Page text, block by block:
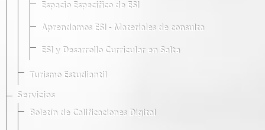
Espacio Específico de ESI
Aprendamos ESI - Materiales de consulta
ESI y Desarrollo Curricular en Salta
Turismo Estudiantil
Servicios
Boletín de Calificaciones Digital